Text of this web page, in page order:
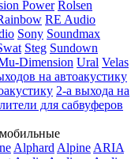
Power Rolsen
RE Audio
Sony Soundmax
Steg Sundown
Dimension Ural Velas
на автоакустику
2-а выхода на
для сабвуферов
Alphard Alpine ARIA